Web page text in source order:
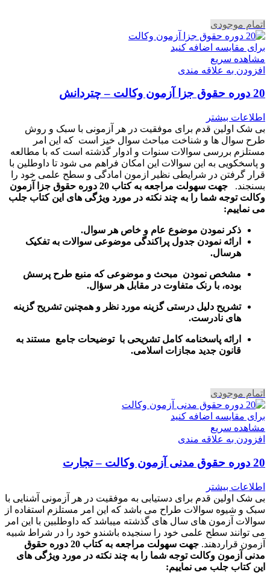
اتمام موجودی
برای مقایسه اضافه کنید
مشاهده سریع
افزودن به علاقه مندی
20 دوره حقوق جزا آزمون وکالت – چتردانش
اطلاعات بیشتر
بی شک اولین قدم برای موفقیت در هر آزمونی با سبک و روش
طرح سوال ها و شناخت مباحث سوال خیز است که این امر
مستلزم بررسی سوالات سنوات و ادوار گذشته است که با مطالعه
و پاسخکویی به این سوالات این امکان فراهم می شود تا داوطلین با
قرار گرفتن در شرایطی نظیر ازمون امادگی و سطح علمی خود را
بسنجند.
جهت سهولت مراجعه به کتاب 20 دوره حقوق جزا آزمون
وکالت توجه شما را به چند نکته در مورد ویژگی های این کتاب جلب
می نماییم:
ذکر نمودن موضوع عام و خاص هر سوال.
ارائه نمودن جدول پراکندگی موضوعی سوالات به تفکیک
هرسال.
مشخص نمودن مبحث و موضوعی که منبع طرح پرسش
بوده، با رنک متفاوت در مقابل هر سؤال.
تشریح دلیل درستی گزینه مورد نظر و همچنین تشریح گزینه
های نادرست.
ارائه پاسخنامه کامل تشریحی با توضیحات جامع مستند به
قانون جدید مجازات اسلامی.
اتمام موجودی
برای مقایسه اضافه کنید
مشاهده سریع
افزودن به علاقه مندی
20 دوره حقوق مدنی آزمون وکالت – تجارت
اطلاعات بیشتر
بی شک اولین قدم برای دستیابی به موفقیت در هر آزمونی آشنایی با
سبک و شیوه سوالات طراح می باشد که این امر مستلزم استفاده از
سوالات آزمون های سال های گذشته میباشد که داوطلبین با این امر
می توانند سطح علمی خود را سنجیده باشندو خود را در شراط شبیه
آزمون قراردهند.
جهت سهولت مراجعه به کتاب 20 دوره حقوق
مدنی آزمون وکالت توجه شما را به چند نکته در مورد ویژگی های
این کتاب جلب می نماییم: